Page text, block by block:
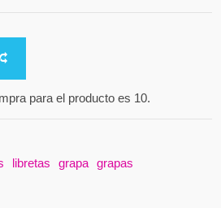
para el producto es 10.
libretas grapa grapas